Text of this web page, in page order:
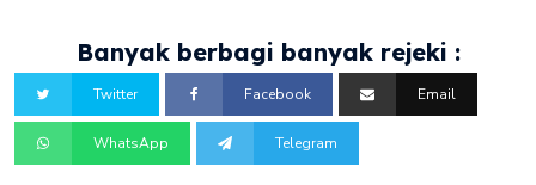
Banyak berbagi banyak rejeki :
Twitter Facebook Email
WhatsApp Telegram